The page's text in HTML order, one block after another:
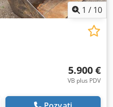
1 / 10
5.900 €
VB plus PDV